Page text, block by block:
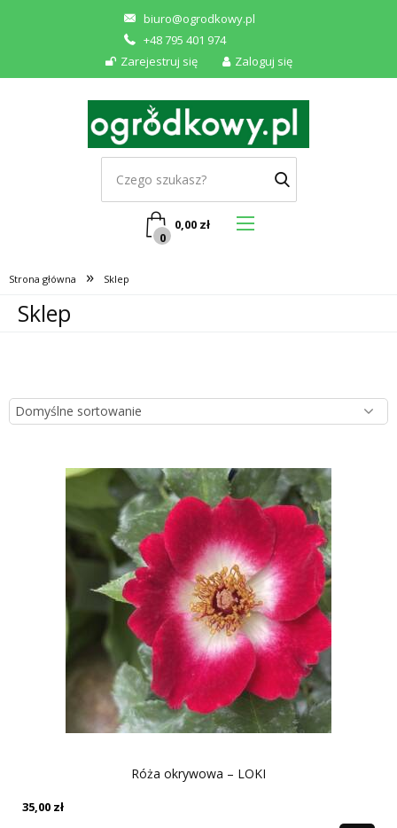
biuro@ogrodkowy.pl
+48 795 401 974
Zarejestruj się
Zaloguj się
0
0,00 zł
Strona główna » Sklep
Sklep
Róża okrywowa – LOKI
35,00 zł